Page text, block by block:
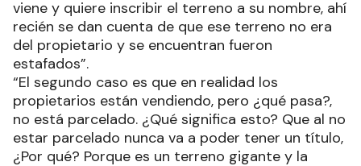
viene y quiere inscribir el terreno a su nombre, ahí
recién se dan cuenta de que ese terreno no era
del propietario y se encuentran fueron
estafados”.
“El segundo caso es que en realidad los
propietarios están vendiendo, pero ¿qué pasa?,
no está parcelado. ¿Qué significa esto? Que al no
estar parcelado nunca va a poder tener un título,
¿Por qué? Porque es un terreno gigante y la